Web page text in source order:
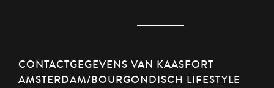
CONTACTGEGEVENS VAN KAASFORT
AMSTERDAM/BOURGONDISCH LIFESTYLE